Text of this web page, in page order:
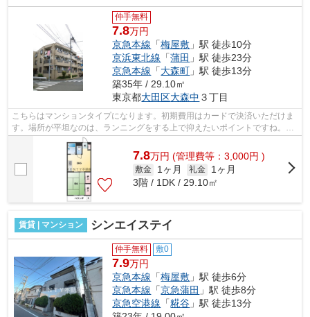
仲手無料
7.8万円
京急本線 「梅屋敷 」駅 徒歩10分
京浜東北線 「蒲田 」駅 徒歩23分
京急本線 「大森町 」駅 徒歩13分
築35年 / 29.10㎡
東京都大田区大森中 ３丁目
こちらはマンションタイプになります。初期費用はカードで決済いただけま
す。場所が平坦なのは、ランニングをする上で抑えたいポイントですね。敷
地内ごみ置き場により、敷地外のごみ...
7.8万円 (管理費等：3,000円 )
敷金 1ヶ月 礼金
1ヶ月
3階 / 1DK / 29.10㎡
賃貸 | マンション シンエイステイ
仲手無料 敷0
7.9万円
京急本線 「梅屋敷 」駅 徒歩6分
京急本線 「京急蒲田 」駅 徒歩8分
京急空港線 「糀谷 」駅 徒歩13分